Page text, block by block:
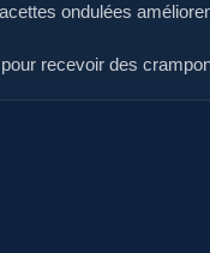
ondulées
pour recevoir des